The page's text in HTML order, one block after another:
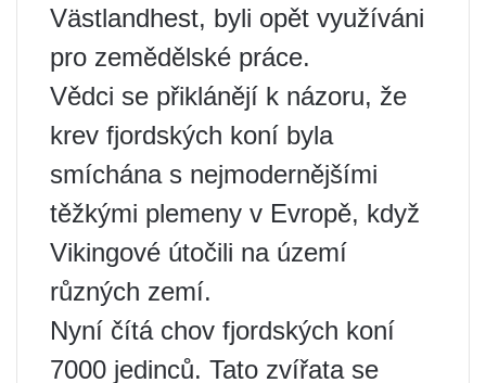
Västlandhest, byli opět využíváni
pro zemědělské práce.
Vědci se přiklánějí k názoru, že
krev fjordských koní byla
smíchána s nejmodernějšími
těžkými plemeny v Evropě, když
Vikingové útočili na území
různých zemí.
Nyní čítá chov fjordských koní
7000 jedinců. Tato zvířata se